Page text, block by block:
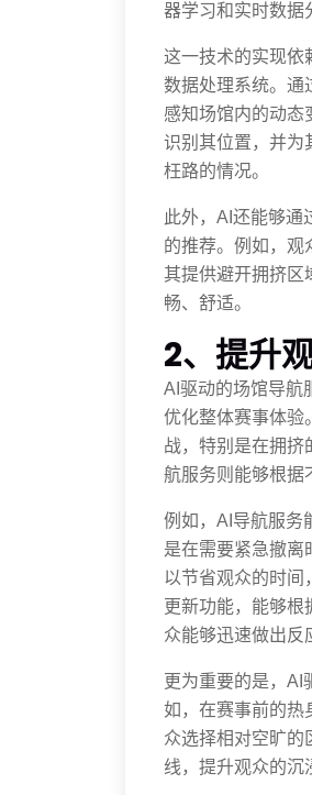
器学习和实时数据
这一技术的实现依
数据处理系统。通
感知场馆内的动态
识别其位置，并为
枉路的情况。
此外，AI还能够通
的推荐。例如，观
其提供避开拥挤区
畅、舒适。
2、提升
AI驱动的场馆导航
优化整体赛事体验
战，特别是在拥挤
航服务则能够根据
例如，AI导航服务
是在需要紧急撤离
以节省观众的时间
更新功能，能够
众能够迅速做出反
更为重要的是，AI
如，在赛事前的热
众选择相对空旷的
线，提升观众的沉